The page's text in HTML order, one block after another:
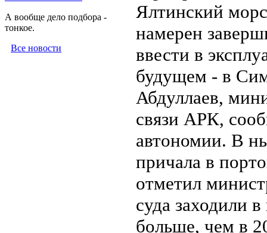
А вообще дело подбора -
тонкое.
Все новости
Ялтинский
намерен
ввести в
будущем - в
Абдуллаев,
связи АРК,
автономии. В
причала в
отметил
суда заходили
больше, чем в